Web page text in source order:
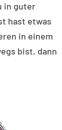
in guter
hast etwas
in einem
bist, dann